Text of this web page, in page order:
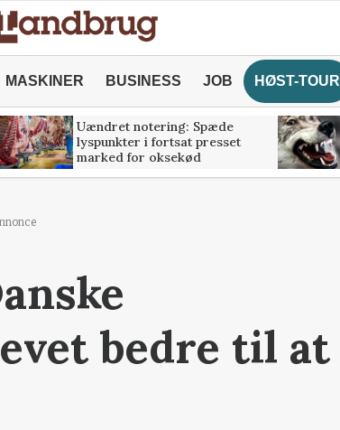
MASKINER BUSINESS JOB HØST-TOUR
Uændret notering: Spæde
lyspunkter i fortsat presset
marked for oksekød
bedre til at